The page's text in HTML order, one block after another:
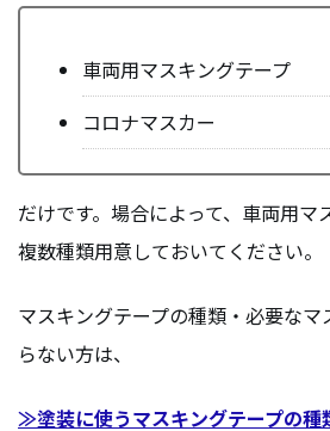
車両用マスキングテープ
コロナマスカー
だけです。場合によって、車両用マ
複数種類用意しておいてください。
マスキングテープの種類・必要な
らない方は、
≫塗装に使うマスキングテープの種